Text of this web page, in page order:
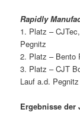
Rapidly
1. Platz –
Pegnitz
2. Platz – Bento
3. Platz – CJT
Lauf a.d. Pegnitz
Ergebnisse der